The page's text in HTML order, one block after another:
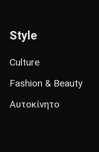
Style
Culture
Fashion & Beauty
Αυτοκίνητο